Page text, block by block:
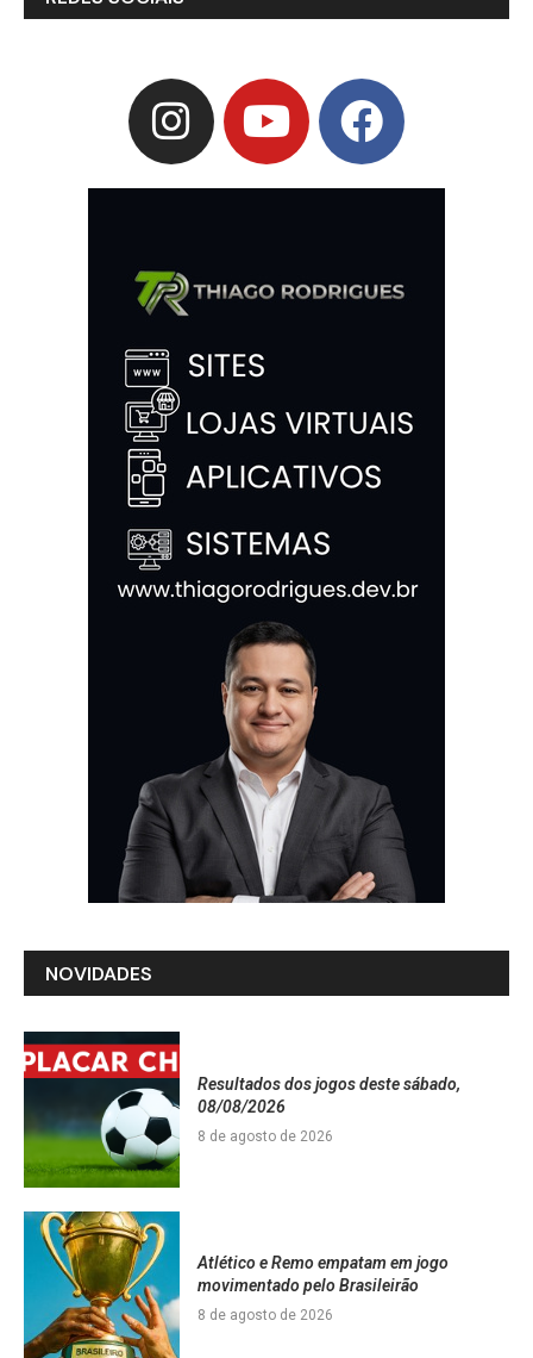
NOVIDADES
Resultados dos jogos deste sábado,
08/08/2026
8 de agosto de 2026
Atlético e Remo empatam em jogo
movimentado pelo Brasileirão
8 de agosto de 2026